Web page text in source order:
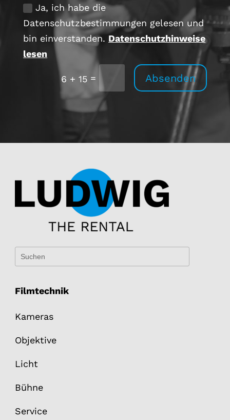
Ja, ich habe die
Datenschutzbestimmungen gelesen und
bin einverstanden. Datenschutzhinweise
lesen
6 + 15 = Absenden
Filmtechnik
Kameras
Objektive
Licht
Bühne
Service